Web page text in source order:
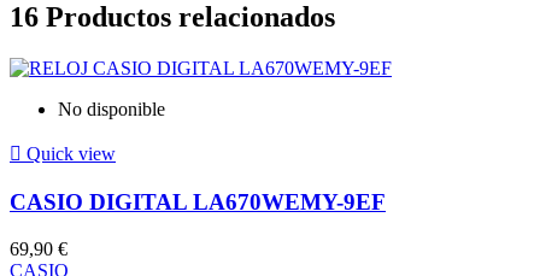
16 Productos relacionados
No disponible
 Quick view
CASIO DIGITAL LA670WEMY-9EF
69,90 €
CASIO